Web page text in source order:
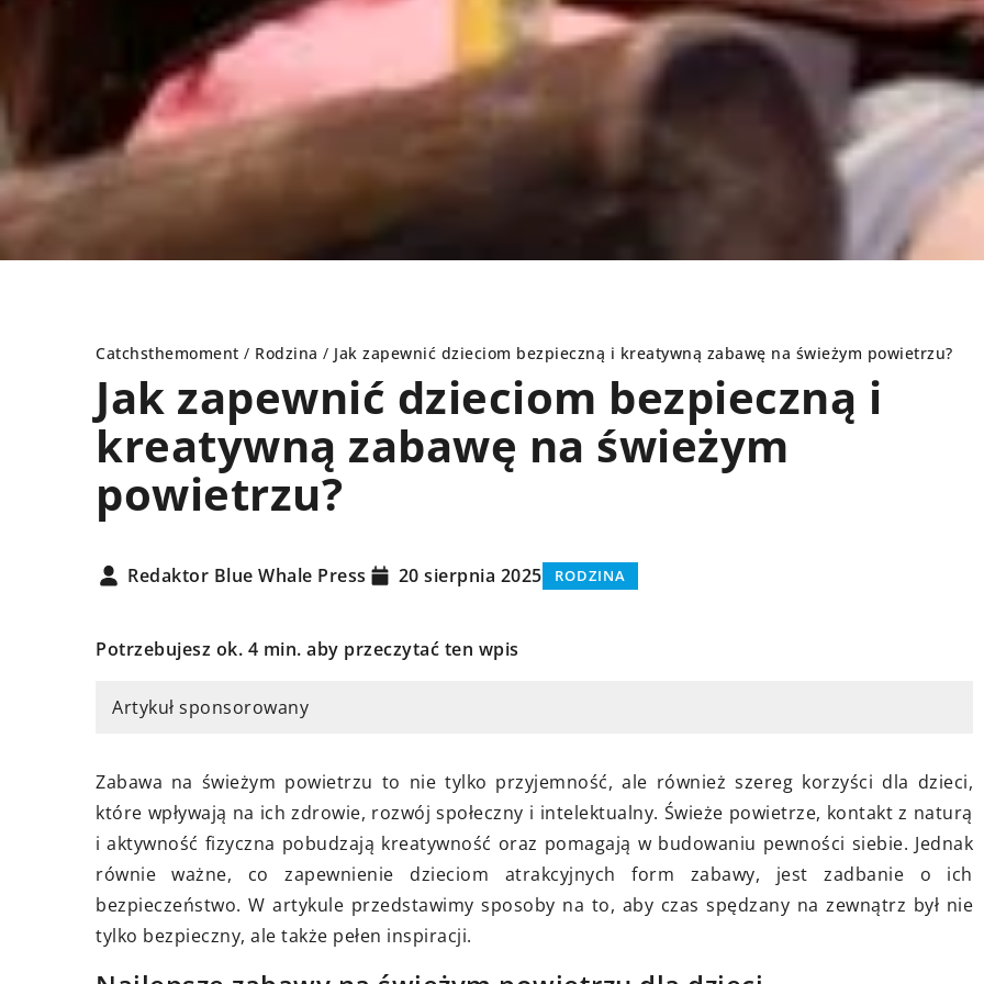
Catchsthemoment / Rodzina / Jak zapewnić dzieciom bezpieczną i kreatywną zabawę na świeżym powietrzu?
Jak zapewnić dzieciom bezpieczną i
kreatywną zabawę na świeżym
powietrzu?
Redaktor Blue Whale Press 20 sierpnia 2025 RODZINA
Potrzebujesz ok. 4 min. aby przeczytać ten wpis
Artykuł sponsorowany
Zabawa na świeżym powietrzu to nie tylko przyjemność, ale również szereg korzyści dla dzieci,
które wpływają na ich zdrowie, rozwój społeczny i intelektualny. Świeże powietrze, kontakt z naturą
i aktywność fizyczna pobudzają kreatywność oraz pomagają w budowaniu pewności siebie. Jednak
równie ważne, co zapewnienie dzieciom atrakcyjnych form zabawy, jest zadbanie o ich
bezpieczeństwo. W artykule przedstawimy sposoby na to, aby czas spędzany na zewnątrz był nie
tylko bezpieczny, ale także pełen inspiracji.
przewodnik
dla osób, które chcą
dodać niewielki, a
akcent do wnętrz
domu. Znasz już cechy
CZAS WOLNY
Szukasz nowego zajęcia w wolnym
czasie? Oto kilka inspiracji na
hobby dla każdego
Podpowiadamy, czym warto się
zająć tej jesieni!
RODZINA
dzieci?
Odkryj tajniki tworzenia przestrzeni
w domu, która pobudza
kreatywność i wspiera rozwój